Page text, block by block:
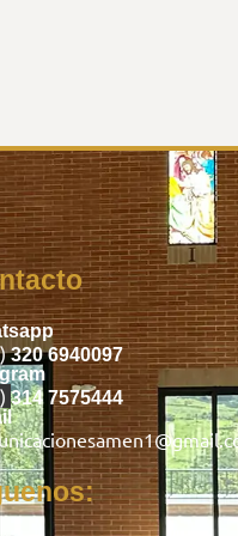
320 6940097
314 7575444